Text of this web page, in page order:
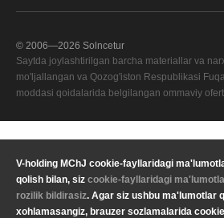
V-holding MChJ cookie-fayllaridagi
qolish bilan, siz cookie-fayllaridagi
rozilik bildirasiz. Agar siz ushbu ma'lumotlar
xohlamasangiz, brauzer sozlamalarida
© 2006—2026 Solncetur
Saytda joylashtirilgan barcha materiallar va
mo'ljallangan va Qozog'iston Respublikasi
moddasi qoidalarida belgilangan ommaviy
Sizning mintaqangiz —
Valyuta KZT Qozog'iston tenge